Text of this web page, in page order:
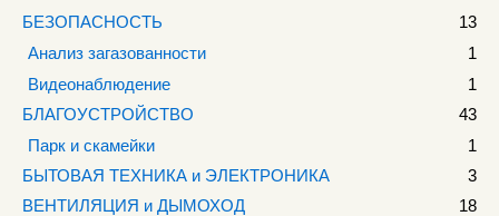
БЕЗОПАСНОСТЬ
13
Анализ загазованности
1
Видеонаблюдение
1
БЛАГОУСТРОЙСТВО
43
Парк и скамейки
1
БЫТОВАЯ ТЕХНИКА и ЭЛЕКТРОНИКА
3
ВЕНТИЛЯЦИЯ и ДЫМОХОД
18